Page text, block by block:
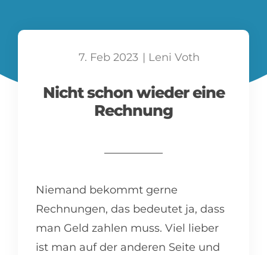
7. Feb 2023 | Leni Voth
Nicht schon wieder eine
Rechnung
Niemand bekommt gerne
Rechnungen, das bedeutet ja, dass
man Geld zahlen muss. Viel lieber
ist man auf der anderen Seite und